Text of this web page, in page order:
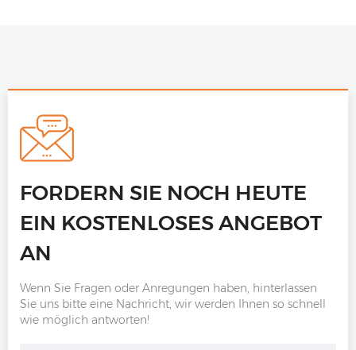
FORDERN SIE NOCH HEUTE
EIN KOSTENLOSES ANGEBOT
AN
Wenn Sie Fragen oder Anregungen haben, hinterlassen
Sie uns bitte eine Nachricht, wir werden Ihnen so schnell
wie möglich antworten!